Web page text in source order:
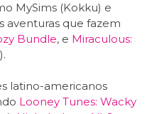
MySims (Kokku) e
aventuras que fazem
Bundle, e Miraculous:
latino-americanos
Looney Tunes: Wacky